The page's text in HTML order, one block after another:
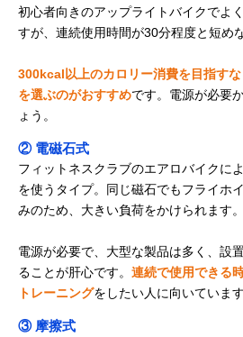
初心者向きのアップライトバイクでよ
すが、連続使用時間が30分程度と短め
300kcal以上のカロリー消費を目指す
を選ぶのがおすすめです。電源が必要
ょう。
② 電磁石式
フィットネスクラブのエアロバイクに
を使うタイプ。同じ磁石でもフライホ
みのため、大きい負荷をかけられます。
電源が必要で、大型な製品は多く、設
ることが肝心です。 連続で使用できる
トレーニングをしたい人に向いています
③ 摩擦式